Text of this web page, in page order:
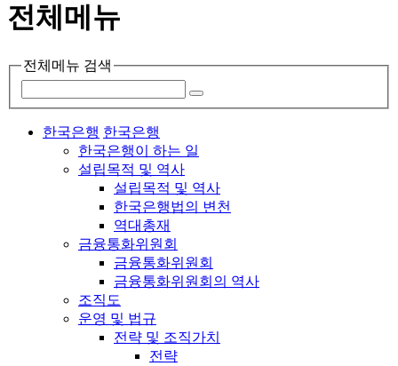
전체메뉴
전체메뉴 검색
한국은행 한국은행
한국은행이 하는 일
설립목적 및 역사
설립목적 및 역사
한국은행법의 변천
역대총재
금융통화위원회
금융통화위원회
금융통화위원회의 역사
조직도
운영 및 법규
전략 및 조직가치
전략